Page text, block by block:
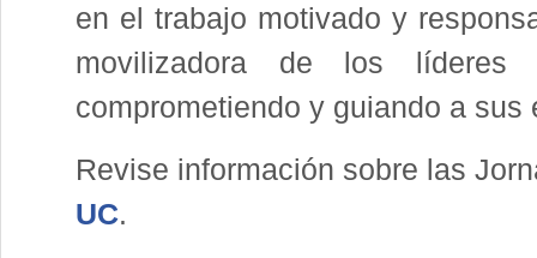
en el trabajo motivado y
movilizadora de los líderes
comprometiendo y guiando a sus
Revise información sobre las
UC.